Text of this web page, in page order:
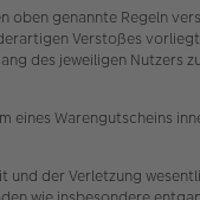
oben genannte Regeln
Verstoßes
des jeweiligen Nutzers
eines Warengutscheins
und der Verletzung